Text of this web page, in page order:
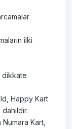
ilki
dikkate
Happy Kart
Kart,